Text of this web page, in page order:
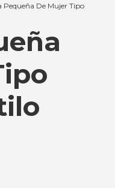
Pequeña De Mujer Tipo